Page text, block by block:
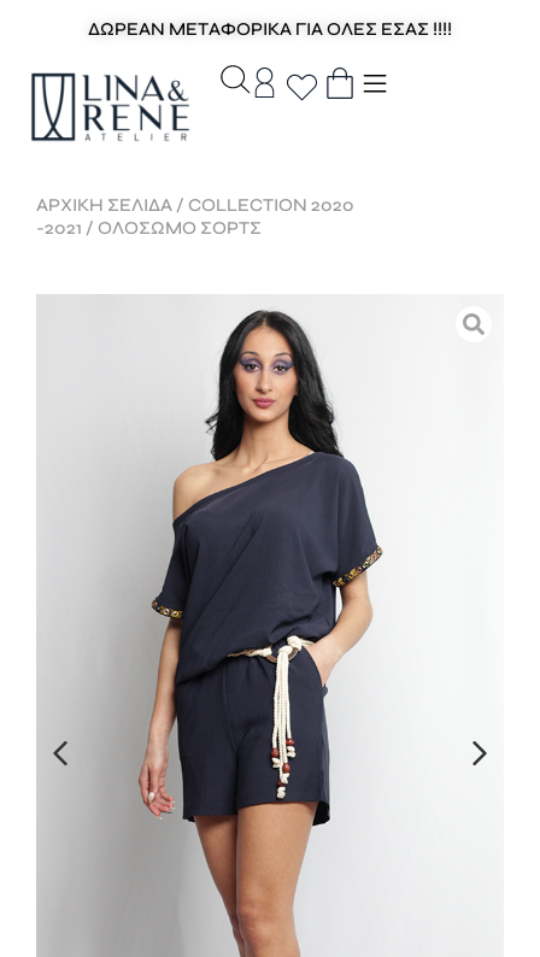
ΔΩΡΕΑΝ ΜΕΤΑΦΟΡΙΚΑ ΓΙΑ ΟΛΕΣ ΕΣΑΣ !!!!
ΑΡΧΙΚΉ ΣΕΛΊΔΑ / COLLECTION 2020
-2021 / ΟΛΟΣΩΜΟ ΣΟΡΤΣ